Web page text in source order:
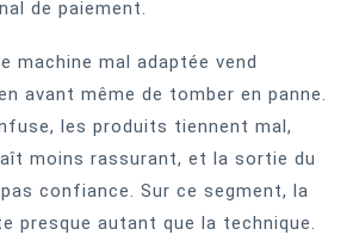
de paiement.
machine mal adaptée vend
avant même de tomber en panne.
les produits tiennent mal,
moins rassurant, et la sortie du
confiance. Sur ce segment, la
presque autant que la technique.